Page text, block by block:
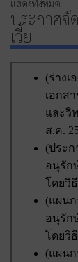
แสดงทั้งหมด
ประกาศจั
เวี้ย